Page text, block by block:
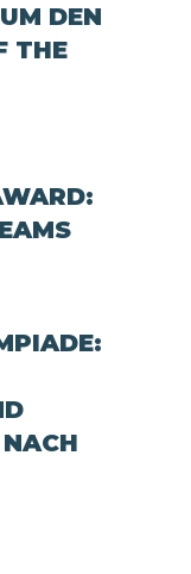
DEN
THE